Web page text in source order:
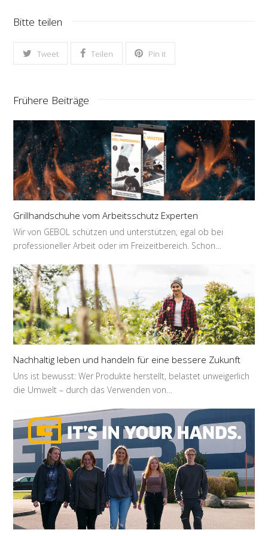
Bitte teilen
Tweet Teilen Pin it
Frühere Beiträge
Grillhandschuhe vom Arbeitsschutz Experten
Wir von GEBOL schützen und unterstützen, egal ob bei
professioneller Arbeit oder im Freizeitbereich. Schon…
Nachhaltig leben und handeln für eine bessere Zukunft
Uns ist bewusst: Wer Produkte herstellt, belastet unweigerlich
die Umwelt – durch das Verwenden von…